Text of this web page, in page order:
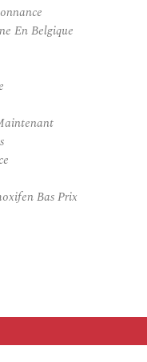
En Belgique
Bas Prix